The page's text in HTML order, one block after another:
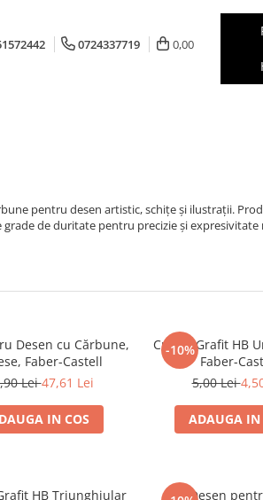
0724337719 0,00
pentru desen artistic, schițe și ilustrații.
de duritate pentru precizie și expresivitate
Desen cu Cărbune,
Faber-Castell
Lei47,61 Lei
IN COS
-10%
Creion Grafit HB
Faber-
5,00 Lei
ADAUGA IN
HB Triunghiular
Set Desen